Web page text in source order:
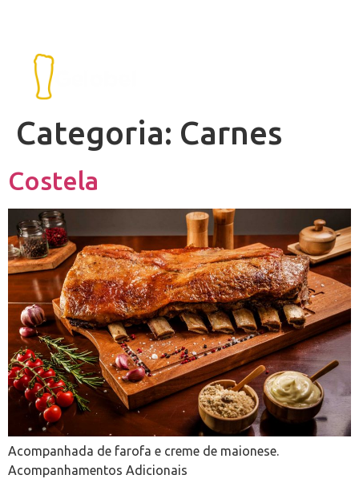
Categoria: Carnes
Costela
Acompanhada de farofa e creme de maionese.
Acompanhamentos Adicionais